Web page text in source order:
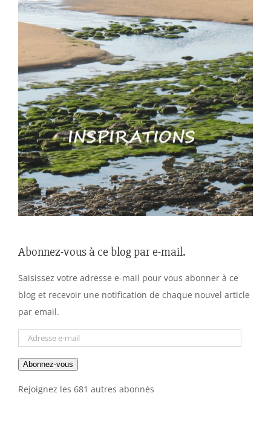
Abonnez-vous à ce blog par e-mail.
Saisissez votre adresse e-mail pour vous abonner à ce
blog et recevoir une notification de chaque nouvel article
par email.
Adresse
mail
Abonnez-vous
Rejoignez les 681 autres abonnés